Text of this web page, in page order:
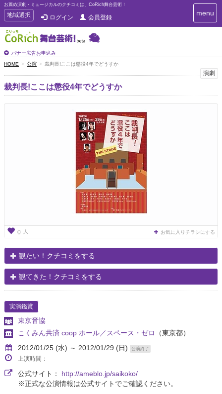
お薦め演劇・ミュージカルのクチコミは、CoRich舞台芸術！
T
o
g
g
e
n
a
v
i
地域選択 ログイン 会員登録
バナー広告お申込み
T
o
i
menu
HOME 公演 裁判長!ここは懲役4年でどうすか
演劇
裁判長!ここは懲役4年でどうすか
0 人 お気に入りチラシにする
観たい！クチコミをする
観てきた！クチコミをする
実演鑑賞
東京音協
こくみん共済 coop ホール／スペース・ゼロ
（東京都）
2012/01/25 (水) ～ 2012/01/29 (日)
公演終了
上演時間：
公式サイト： http://ameblo.jp/saikoko/
※正式な公演情報は公式サイトでご確認ください。